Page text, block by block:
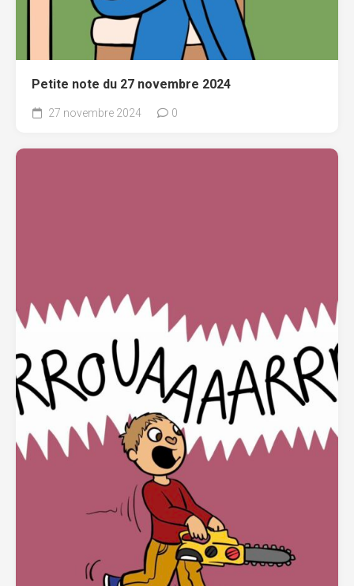
Petite note du 27 novembre 2024
27 novembre 2024 0